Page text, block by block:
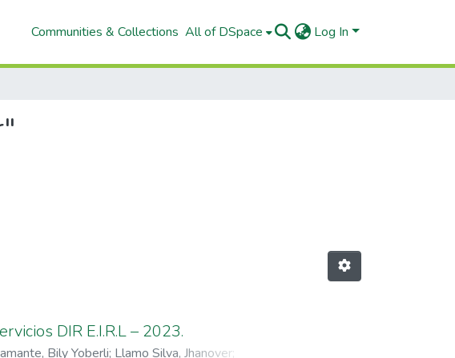
Communities & Collections All of DSpace Log In
DIR E.I.R.L – 2023.
Bily Yoberli; Llamo Silva, Jhanover;